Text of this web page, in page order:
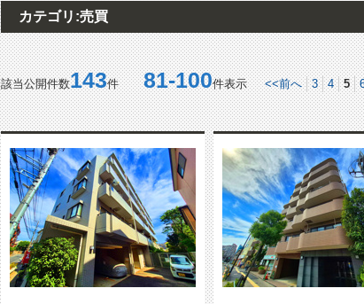
カテゴリ:売買
該当公開件数143件81-100件表示 <<前へ 3 4 5